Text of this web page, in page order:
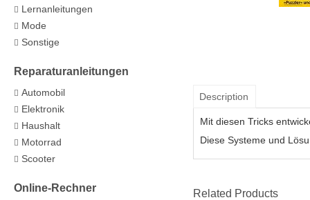
Description
Mit diesen Tricks
Diese Systeme und
Related Products
Lernanleitungen
Mode
Sonstige
Reparaturanleitungen
Automobil
Elektronik
Haushalt
Motorrad
Scooter
Online-Rechner